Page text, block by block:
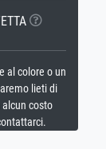
al colore o un
lieti di
costo